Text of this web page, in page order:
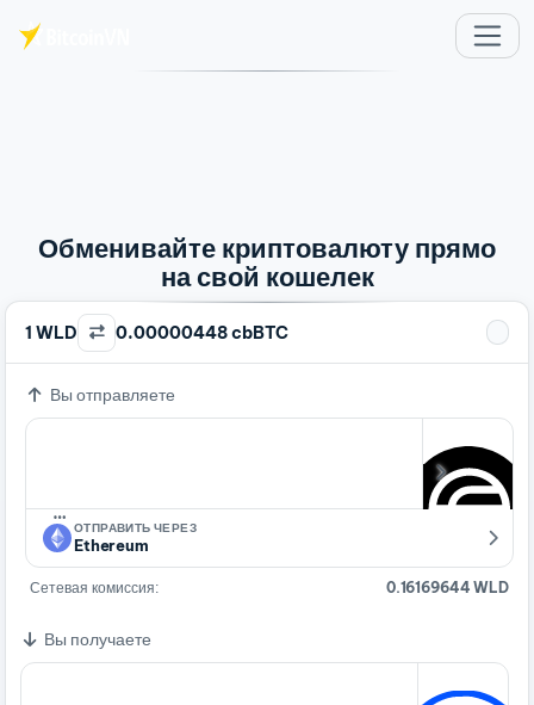
Обменивайте криптовалюту прямо
на свой кошелек
1 WLD 0.00000448 cbBTC
Вы отправляете
…
ОТПРАВИТЬ ЧЕРЕЗ
Ethereum
Сетевая комиссия: 0.16169644 WLD
Вы получаете